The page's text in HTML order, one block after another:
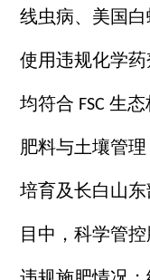
线虫病、美国
使用违规化学
均符合 FSC 生态
肥料与土壤管
培育及长白山
目中，科学管